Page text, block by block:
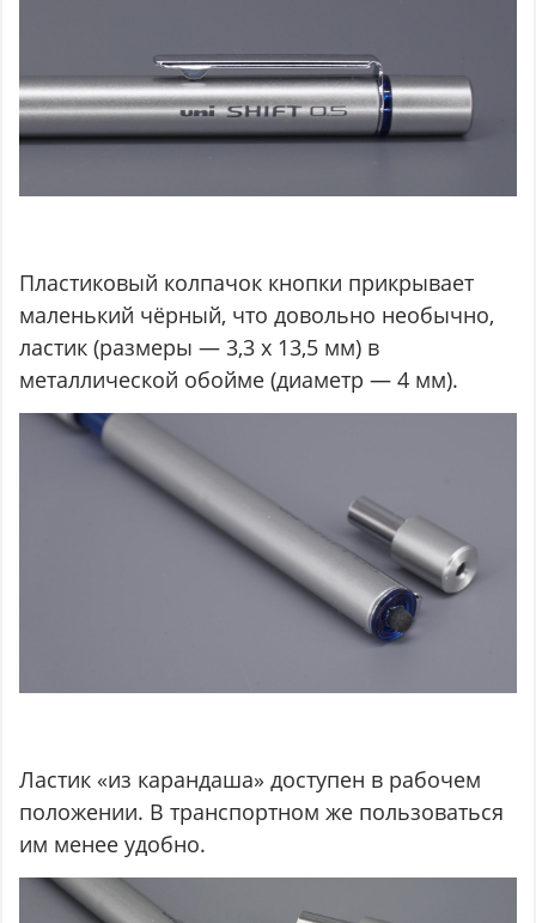
Пластиковый колпачок кнопки прикрывает
маленький чёрный, что довольно необычно,
ластик (размеры — 3,3 х 13,5 мм) в
металлической обойме (диаметр — 4 мм).
Ластик «из карандаша» доступен в рабочем
положении. В транспортном же пользоваться
им менее удобно.